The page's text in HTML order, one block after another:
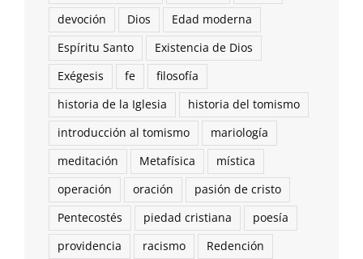
devoción
Dios
Edad moderna
Espíritu Santo
Existencia de Dios
Exégesis
fe
filosofía
historia de la Iglesia
historia del tomismo
introducción al tomismo
mariología
meditación
Metafísica
mística
operación
oración
pasión de cristo
Pentecostés
piedad cristiana
poesía
providencia
racismo
Redención